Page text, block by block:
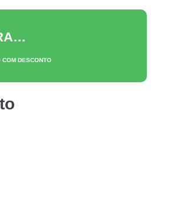
COM DESCONTO